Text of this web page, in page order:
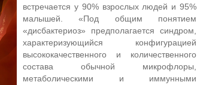
встречается у 90% взрослых людей и 95%
малышей. «Под общим понятием
«дисбактериоз» предполагается синдром,
характеризующийся конфигурацией
высококачественного и количественного
состава обычной микрофлоры,
метаболическими и иммунными